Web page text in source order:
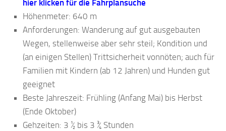
hier klicken für die Fahrplansuche
Höhenmeter: 640 m
Anforderungen: Wanderung auf gut ausgebauten
Wegen, stellenweise aber sehr steil; Kondition und
(an einigen Stellen) Trittsicherheit vonnöten; auch für
Familien mit Kindern (ab 12 Jahren) und Hunden gut
geeignet
Beste Jahreszeit: Frühling (Anfang Mai) bis Herbst
(Ende Oktober)
Gehzeiten: 3 ½ bis 3 ¾ Stunden